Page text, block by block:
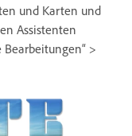
und Karten und
Assistenten
Bearbeitungen“ >